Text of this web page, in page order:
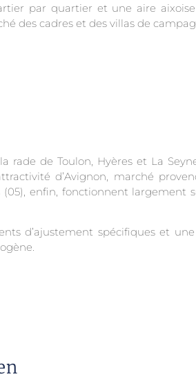
par quartier et une aire
des cadres et des villas de
rade de Toulon, Hyères et La
d’Avignon, marché
(05), enfin, fonctionnent largement
d’ajustement spécifiques et